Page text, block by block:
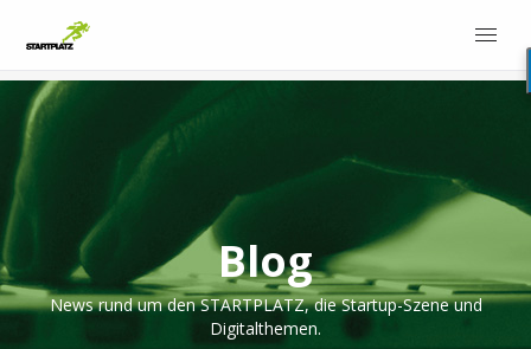
Blog
News rund um den STARTPLATZ, die Startup-Szene und
Digitalthemen.